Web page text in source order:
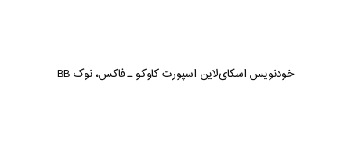
خودنویس اسکای‌لاین اسپورت کاوکو ـ فاکس، نوک BB